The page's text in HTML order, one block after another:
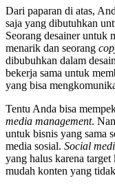
Dari paparan di atas,
saja yang dibutuhkan
Seorang desainer untuk
menarik dan seorang
dibubuhkan dalam
bekerja sama untuk
yang bisa
Tentu Anda bisa
media management.
untuk bisnis yang sama
media sosial. Social
yang halus karena
mudah konten yang